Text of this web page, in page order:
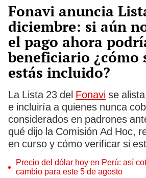
Fonavi anuncia
diciembre: si aún
el pago ahora
beneficiario ¿cómo
estás incluido?
La Lista 23 del Fonavi se
e incluiría a quienes nunca
considerados en padrones
qué dijo la Comisión Ad Hoc,
en curso y cómo verificar si
Precio del dólar hoy en Perú: así
cambio para este 5 de agosto